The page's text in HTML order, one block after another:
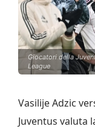
Giocatori della
League
Vasilije Adzic
Juventus valuta